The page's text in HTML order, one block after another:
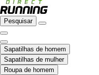
Pesquisar
Sapatilhas de homem
Sapatilhas de mulher
Roupa de homem